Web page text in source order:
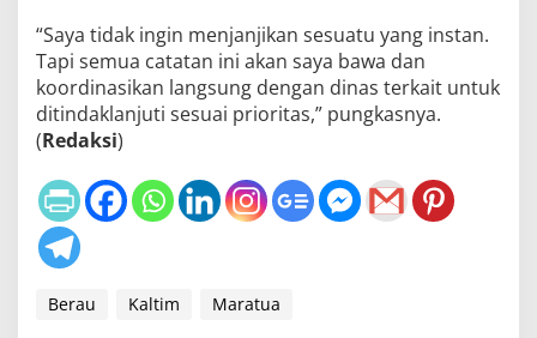
“Saya tidak ingin menjanjikan sesuatu yang instan.
Tapi semua catatan ini akan saya bawa dan
koordinasikan langsung dengan dinas terkait untuk
ditindaklanjuti sesuai prioritas,” pungkasnya.
(Redaksi)
Berau Kaltim Maratua